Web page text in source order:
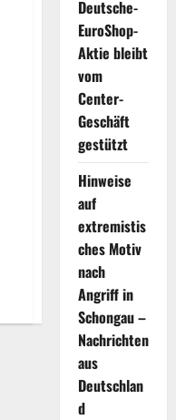
Deutsche-
EuroShop-
Aktie bleibt
vom
Center-
Geschäft
gestützt
Hinweise
auf
extremistis
ches Motiv
nach
Angriff in
Schongau –
Nachrichten
aus
Deutschlan
d